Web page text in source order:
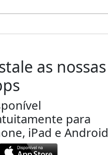
as nossas
para
iPad e Android